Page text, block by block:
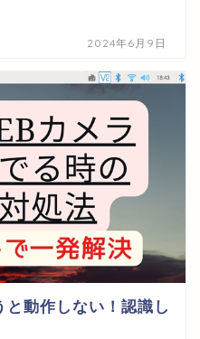
2024年6月9日
と動作しない！認識し